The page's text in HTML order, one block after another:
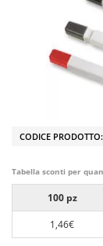
CODICE PRODOTTO:
Tabella sconti per
100 pz
1,46€